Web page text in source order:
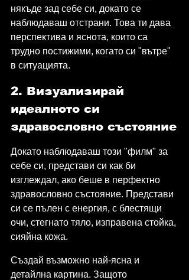
някъде зад себе си, докато се
наблюдаваш отстрани. Това ти дава
перспектива и яснота, които са
трудно постижими, когато си "вътре"
в ситуацията.
2. Визуализирай
идеалното си
здравословно състояние
Докато наблюдаваш този "филм" за
себе си, представи си как би
изглеждал, ако беше в перфектно
здравословно състояние. Представи
си се пълен с енергия, с блестящи
очи, стегнато тяло, изправена стойка,
сияйна кожа.
Създай възможно най-ясна и
детайлна картина. Защото